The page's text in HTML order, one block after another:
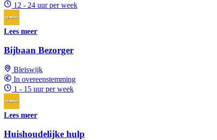
12 - 24 uur per week
Lees meer
Bijbaan Bezorger
Bleiswijk
In overeenstemming
1 - 15 uur per week
Lees meer
Huishoudelijke hulp